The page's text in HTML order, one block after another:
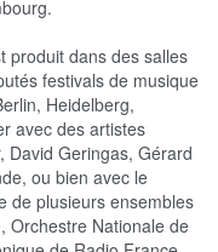
produit dans des salles
festivals de musique
Heidelberg,
avec des artistes
David Geringas, Gérard
ou bien avec le
de plusieurs ensembles
Orchestre Nationale de